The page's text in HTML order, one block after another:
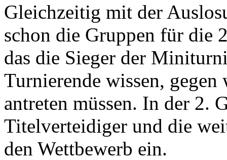
Gleichzeitig mit der
schon die Gruppen für die
das die Sieger der
Turnierende wissen, gegen
antreten müssen. In der 2.
Titelverteidiger und die
den Wettbewerb ein.